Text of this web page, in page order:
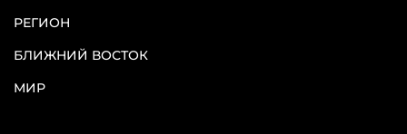
РЕГИОН
БЛИЖНИЙ ВОСТОК
МИР